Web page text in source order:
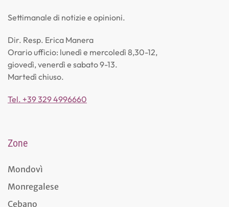
Settimanale di notizie e opinioni.
Dir. Resp. Erica Manera
Orario ufficio: lunedì e mercoledì 8,30-12,
giovedì, venerdì e sabato 9-13.
Martedì chiuso.
Tel. +39 329 4996660
Zone
Mondovì
Monregalese
Cebano